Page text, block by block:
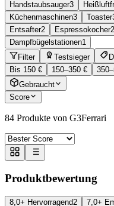
Handstaubsauger3
Küchenmaschinen3 Toaster
Entsafter2 Espressokocher2
Dampfbügelstationen1
Filter
Testsieger
Bis 150 €
150–350 €
Gebraucht
Score
84 Produkte von G3Ferrari
Produktbewertung
8,0+ Hervorragend2 7,0+